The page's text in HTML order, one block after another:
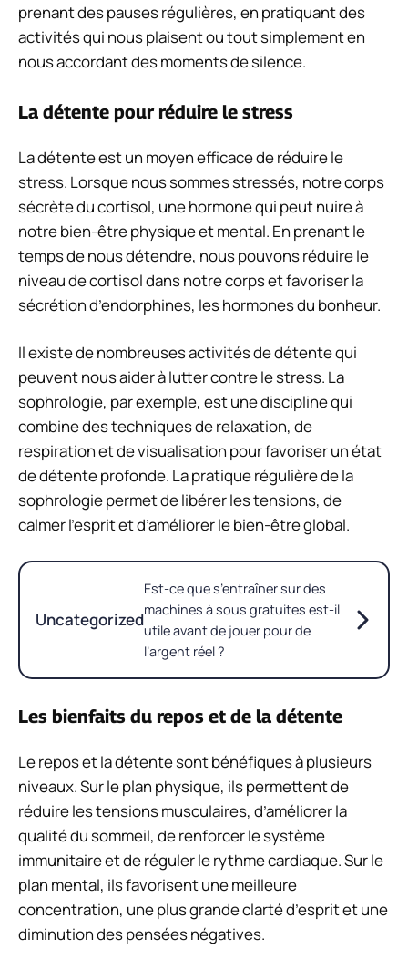
prenant des pauses régulières, en pratiquant des
activités qui nous plaisent ou tout simplement en
nous accordant des moments de silence.
La détente pour réduire le stress
La détente est un moyen efficace de réduire le
stress. Lorsque nous sommes stressés, notre corps
sécrète du cortisol, une hormone qui peut nuire à
notre bien-être physique et mental. En prenant le
temps de nous détendre, nous pouvons réduire le
niveau de cortisol dans notre corps et favoriser la
sécrétion d’endorphines, les hormones du bonheur.
Il existe de nombreuses activités de détente qui
peuvent nous aider à lutter contre le stress. La
sophrologie, par exemple, est une discipline qui
combine des techniques de relaxation, de
respiration et de visualisation pour favoriser un état
de détente profonde. La pratique régulière de la
sophrologie permet de libérer les tensions, de
calmer l’esprit et d’améliorer le bien-être global.
Uncategorized
Est-ce que s’entraîner sur des
machines à sous gratuites est-il
utile avant de jouer pour de
l’argent réel ?
Les bienfaits du repos et de la détente
Le repos et la détente sont bénéfiques à plusieurs
niveaux. Sur le plan physique, ils permettent de
réduire les tensions musculaires, d’améliorer la
qualité du sommeil, de renforcer le système
immunitaire et de réguler le rythme cardiaque. Sur le
plan mental, ils favorisent une meilleure
concentration, une plus grande clarté d’esprit et une
diminution des pensées négatives.